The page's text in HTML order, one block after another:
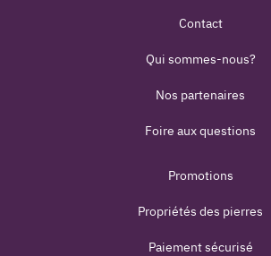
Contact
Qui sommes-nous?
Nos partenaires
Foire aux questions
Promotions
Propriétés des pierres
Paiement sécurisé